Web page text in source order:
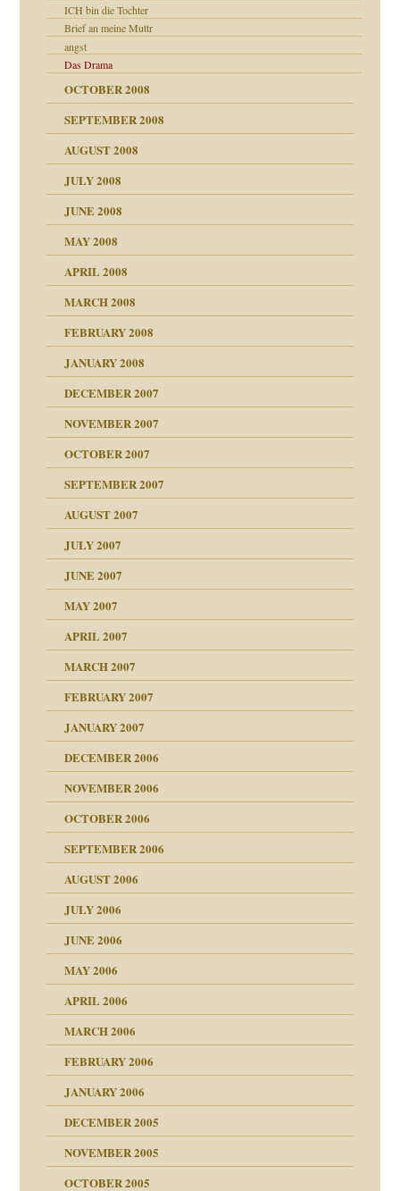
ICH bin die Tochter
Brief an meine Muttr
angst
Das Drama
OCTOBER 2008
SEPTEMBER 2008
AUGUST 2008
JULY 2008
Juni 2008
JUNE 2008
und Staat
MAY 2008
APRIL 2008
MARCH 2008
FEBRUARY 2008
in meiner
JANUARY 2008
DECEMBER 2007
NOVEMBER 2007
voller Absicht!"
OCTOBER 2007
SEPTEMBER 2007
AUGUST 2007
JULY 2007
JUNE 2007
MAY 2007
APRIL 2007
MARCH 2007
FEBRUARY 2007
JANUARY 2007
DECEMBER 2006
NOVEMBER 2006
OCTOBER 2006
SEPTEMBER 2006
AUGUST 2006
JULY 2006
JUNE 2006
MAY 2006
APRIL 2006
MARCH 2006
FEBRUARY 2006
JANUARY 2006
DECEMBER 2005
NOVEMBER 2005
OCTOBER 2005